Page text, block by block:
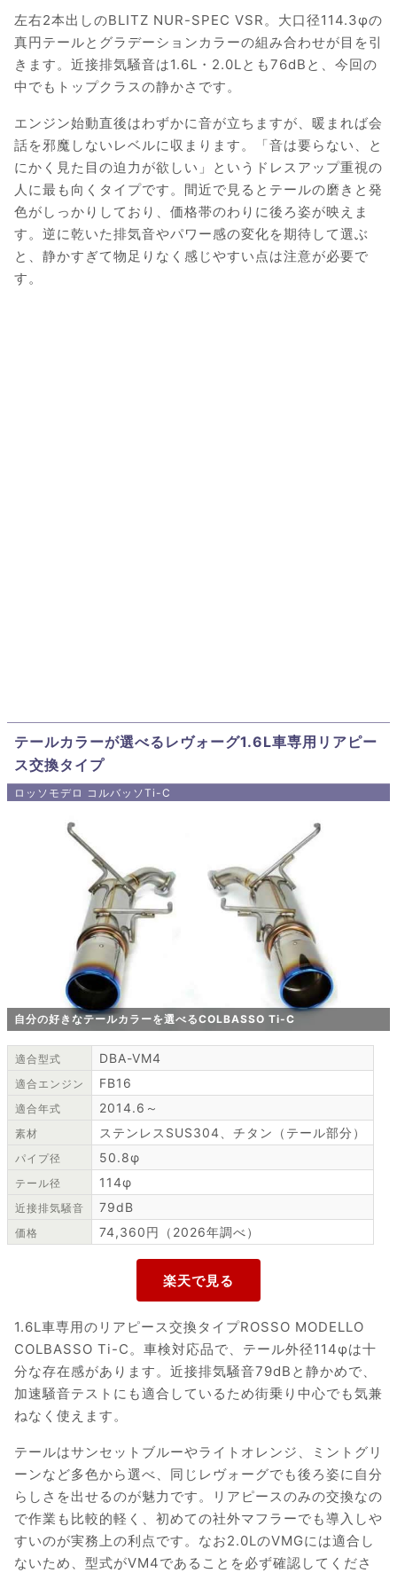
左右2本出しのBLITZ NUR-SPEC VSR。大口径114.3φの
真円テールとグラデーションカラーの組み合わせが目を引
きます。近接排気騒音は1.6L・2.0Lとも76dBと、今回の
中でもトップクラスの静かさです。
エンジン始動直後はわずかに音が立ちますが、暖まれば会
話を邪魔しないレベルに収まります。「音は要らない、と
にかく見た目の迫力が欲しい」というドレスアップ重視の
人に最も向くタイプです。間近で見るとテールの磨きと発
色がしっかりしており、価格帯のわりに後ろ姿が映えま
す。逆に乾いた排気音やパワー感の変化を期待して選ぶ
と、静かすぎて物足りなく感じやすい点は注意が必要で
す。
テールカラーが選べるレヴォーグ1.6L車専用リアピー
ス交換タイプ
ロッソモデロ コルバッソTi-C
自分の好きなテールカラーを選べるCOLBASSO Ti-C
適合型式 DBA-VM4
適合エンジン FB16
適合年式 2014.6～
素材 ステンレスSUS304、チタン（テール部分）
パイプ径 50.8φ
テール径 114φ
近接排気騒音 79dB
価格 74,360円（2026年調べ）
1.6L車専用のリアピース交換タイプROSSO MODELLO
COLBASSO Ti-C。車検対応品で、テール外径114φは十
分な存在感があります。近接排気騒音79dBと静かめで、
加速騒音テストにも適合しているため街乗り中心でも気兼
ねなく使えます。
テールはサンセットブルーやライトオレンジ、ミントグリ
ーンなど多色から選べ、同じレヴォーグでも後ろ姿に自分
らしさを出せるのが魅力です。リアピースのみの交換なの
で作業も比較的軽く、初めての社外マフラーでも導入しや
すいのが実務上の利点です。なお2.0LのVMGには適合し
ないため、型式がVM4であることを必ず確認してくださ